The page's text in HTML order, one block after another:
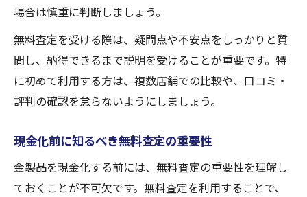
場合は慎重に判断しましょう。
無料査定を受ける際は、疑問点や不安点をしっかりと質
問し、納得できるまで説明を受けることが重要です。特
に初めて利用する方は、複数店舗での比較や、口コミ・
評判の確認を怠らないようにしましょう。
現金化前に知るべき無料査定の重要性
金製品を現金化する前には、無料査定の重要性を理解し
ておくことが不可欠です。無料査定を利用することで、